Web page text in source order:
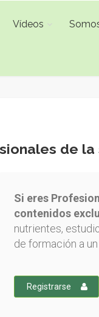
Vídeos
de la
Si eres
contenidos
nutrientes,
de formación a
Registrarse